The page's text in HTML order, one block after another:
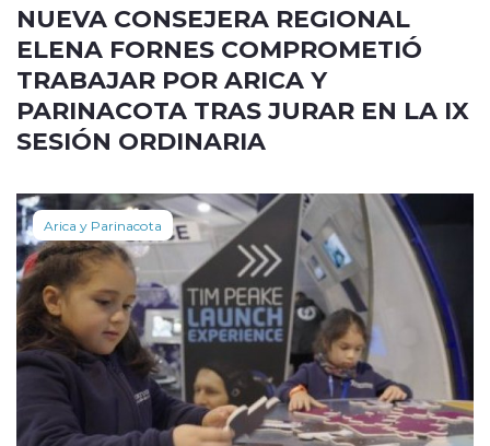
NUEVA CONSEJERA REGIONAL
ELENA FORNES COMPROMETIÓ
TRABAJAR POR ARICA Y
PARINACOTA TRAS JURAR EN LA IX
SESIÓN ORDINARIA
Arica y Parinacota